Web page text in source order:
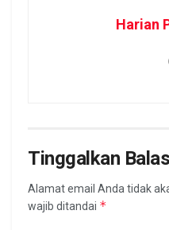
Harian
Tinggalkan
Alamat email Anda tidak
wajib ditandai *